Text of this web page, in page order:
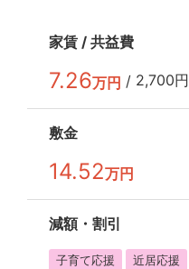
家賃 /共益費
7.26万円 / 2,700円
敷金
14.52万円
減額・割引
子育て応援 近居応援